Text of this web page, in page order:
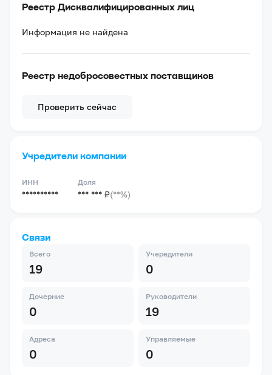
Реестр Дисквалифицированных лиц
Информация не найдена
Реестр недобросовестных поставщиков
Проверить сейчас
Учредители компании
ИНН
**********
Доля
*** *** ₽(**%)
Связи
Всего
19
Учередители
0
Дочерние
0
Руководители
19
Адреса
0
Управляемые
0